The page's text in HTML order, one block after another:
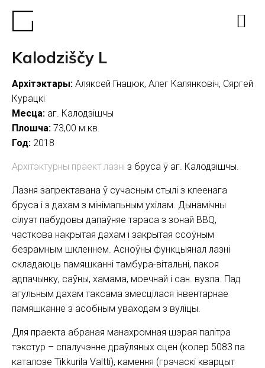
Kalodziščy L
Архітэктары: Аляксей Гнацюк, Алег Калянковіч, Сяргей
Курацкі
Месца: аг. Калодзішчы
Плошча: 73,00 м.кв.
Год: 2018
Архітэктурны праект лазні з бруса ў аг. Калодзішчы.
Лазня запректавана ў сучасным стылі з клеенага
бруса і з дахам з мінімальным ухілам. Дынамічны
сілуэт пабудовы дапаўняе тэраса з зонай BBQ,
часткова накрытая дахам і закрытая ссоўным
безрамным шкленнем. Асноўны функцыянал лазні
складаюць памяшканні тамбура-вітальні, пакоя
адпачынку, саўны, хамама, моечнай і сан. вузла. Пад
агульным дахам таксама змесцілася інвентарнае
памяшканне з асобным уваходам з вуліцы.
Для праекта абраная манахромная шэрая палітра
тэкстур – спалучэнне драўляных сцен (колер 5083 па
каталозе Tikkurila Valtti), камення (грэчаскі кварцыт